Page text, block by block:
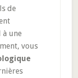
de
à une
vous